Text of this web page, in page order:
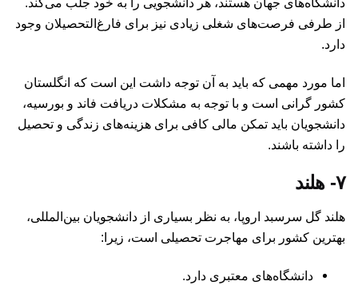
از طرفی فرصت‌های شغلی زیادی نیز برای فارغ‌التحصیلان وجود
دارد.
اما مورد مهمی که باید به آن توجه داشت این است که انگلستان
کشور گرانی است و با توجه به مشکلات دریافت فاند و بورسیه،
دانشجویان باید تمکن مالی کافی برای هزینه‌های زندگی و تحصیل
را داشته باشند.
۷- هلند
هلند گل سرسبد اروپا، به نظر بسیاری از دانشجویان بین‌المللی،
بهترین کشور برای مهاجرت تحصیلی است، زیرا:
دانشگاه‌های معتبری دارد.